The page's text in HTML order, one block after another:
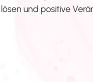
und positive